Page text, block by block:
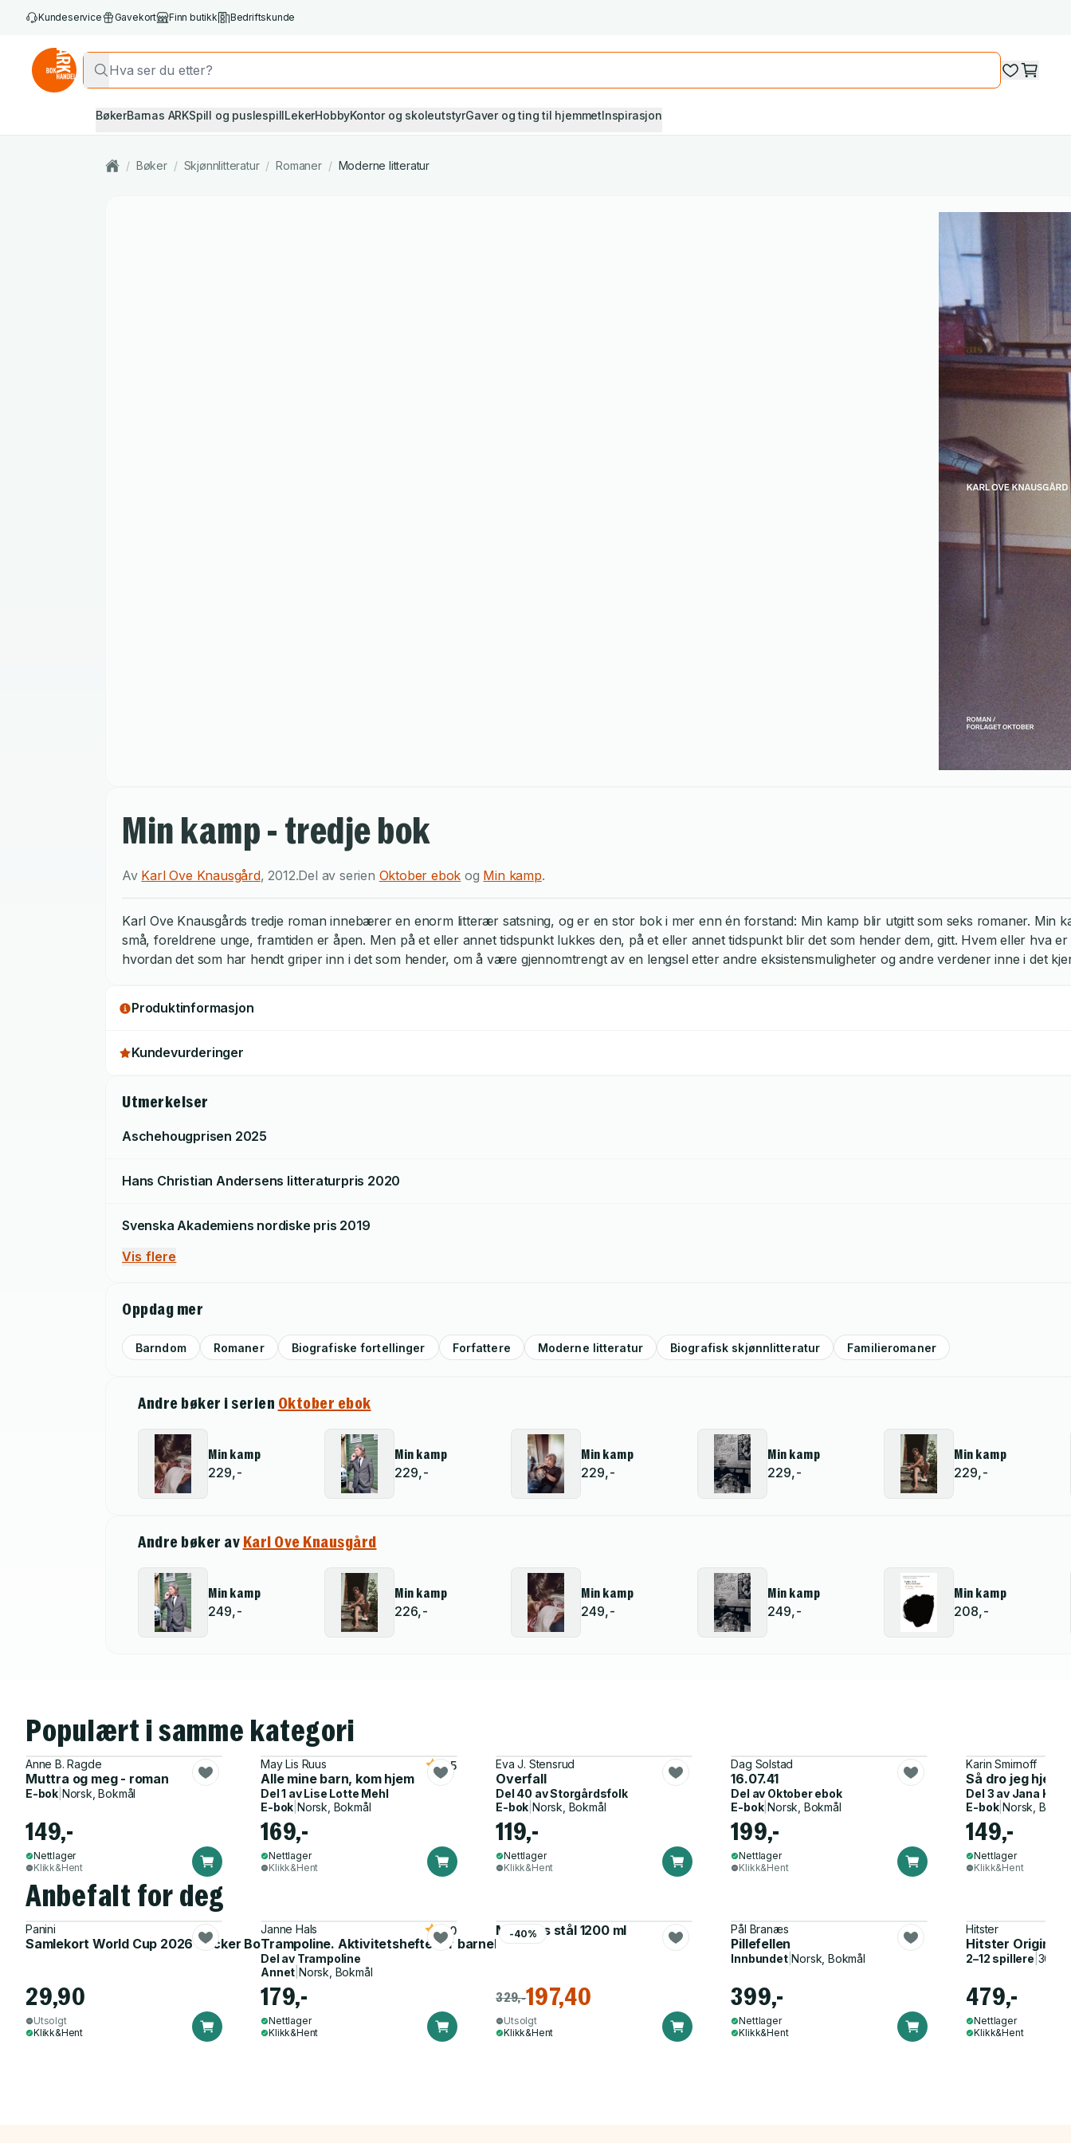
Kundeservice Gavekort Finn butikk Bedriftskunde
BøkerBarnas ARKSpill og puslespillLekerHobbyKontor og skoleutstyrGaver og ting til hjemmetInspirasjon
/ Bøker / Skjønnlitteratur / Romaner / Moderne litteratur
Min kamp - tredje bok
Av Karl Ove Knausgård,2012.Del av serien Oktober ebok og Min kamp.
Karl Ove Knausgårds tredje roman innebærer en enorm litterær satsning, og er en stor bok i mer enn én forstand: Min kamp blir utgitt som seks romaner.
små, foreldrene unge, framtiden er åpen. Men på et eller annet tidspunkt lukkes den, på et eller annet tidspunkt blir det som hender dem, gitt. Hvem eller
hvordan det som har hendt griper inn i det som hender, om å være gjennomtrengt av en lengsel etter andre eksistensmuligheter og andre verdener inne i det
Produktinformasjon
Kundevurderinger
Utmerkelser
Aschehougprisen 2025
Hans Christian Andersens litteraturpris 2020
Svenska Akademiens nordiske pris 2019
Vis flere
Oppdag mer
Barndom Romaner Biografiske fortellinger Forfattere Moderne litteratur Biografisk skjønnlitteratur Familieromaner
Andre bøker i serien Oktober ebok
Min kamp
229,-
Min kamp
229,-
Min kamp
229,-
Min kamp
229,-
Min kamp
229,-
Andre bøker av Karl Ove Knausgård
Min kamp
249,-
Min kamp
226,-
Min kamp
249,-
Min kamp
249,-
Min kamp
208,-
Populært i samme kategori
Anne B. Ragde
Muttra og meg - roman
E-bok Norsk, Bokmål
149,-
Nettlager
Klikk&Hent
May Lis Ruus
Alle mine barn, kom hjem
3.5
Del 1 avLise Lotte Mehl
E-bok Norsk, Bokmål
169,-
Nettlager
Klikk&Hent
Eva J. Stensrud
Overfall
Del 40 avStorgårdsfolk
E-bok |Norsk, Bokmål
119,-
Nettlager
Klikk&Hent
Dag Solstad
16.07.41
Del av Oktober ebok
E-bok|Norsk, Bokmål
199,-
Nettlager
Klikk&Hent
Karin Smirnoff
Så dro jeg hjem
Del 3 av Jana
E-bok|Norsk,
149,-
Nettlager
Klikk&Hent
Anbefalt for deg
Panini
Samlekort World Cup 2026 Sticker Booster
29,90
Utsolgt
Klikk&Hent
Janne Hals
Trampoline. Aktivitetshefte for barnehagen
5.0
Del av Trampoline
Annet Norsk, Bokmål
179,-
Nettlager
Klikk&Hent
-40%
Matboks stål 1200 ml
329,-197,40
Utsolgt
Klikk&Hent
Pål Branæs
Pillefellen
Innbundet|Norsk, Bokmål
399,-
Nettlager
Klikk&Hent
Hitster
Hitster Original
2–12 spillere
479,-
Nettlager
Klikk&Hent